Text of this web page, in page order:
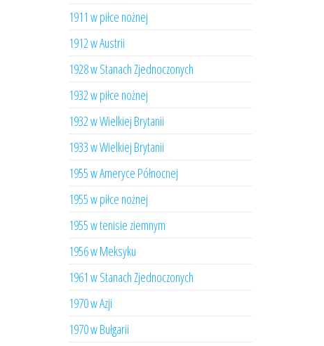
1911 w piłce nożnej
1912 w Austrii
1928 w Stanach Zjednoczonych
1932 w piłce nożnej
1932 w Wielkiej Brytanii
1933 w Wielkiej Brytanii
1955 w Ameryce Północnej
1955 w piłce nożnej
1955 w tenisie ziemnym
1956 w Meksyku
1961 w Stanach Zjednoczonych
1970 w Azji
1970 w Bułgarii